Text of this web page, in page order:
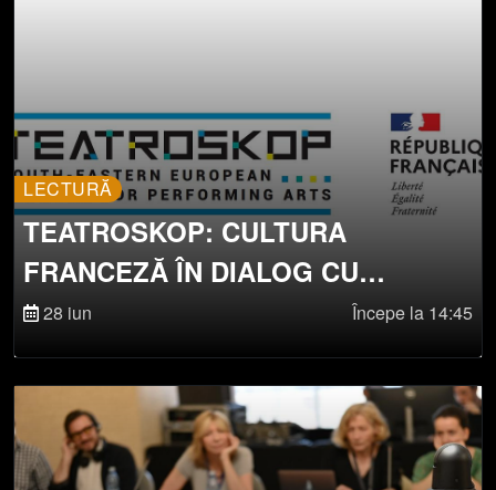
LECTURĂ
TEATROSKOP: CULTURA
FRANCEZĂ ÎN DIALOG CU
EUROPA CENTRALĂ ȘI DE EST
28 iun Începe la 14:45